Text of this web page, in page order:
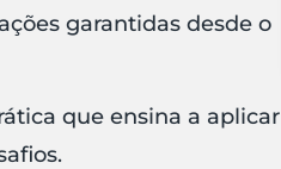
garantidas desde o
que ensina a aplicar